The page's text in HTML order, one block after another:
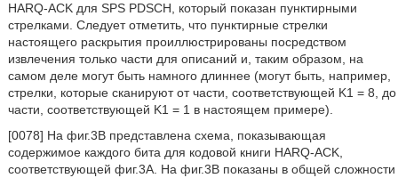
HARQ-ACK для SPS PDSCH, который показан пунктирными
стрелками. Следует отметить, что пунктирные стрелки
настоящего раскрытия проиллюстрированы посредством
извлечения только части для описаний и, таким образом, на
самом деле могут быть намного длиннее (могут быть, например,
стрелки, которые сканируют от части, соответствующей K1 = 8, до
части, соответствующей K1 = 1 в настоящем примере).
[0078] На фиг.3В представлена схема, показывающая
содержимое каждого бита для кодовой книги HARQ-ACK,
соответствующей фиг.3А. На фиг.3В показаны в общей сложности